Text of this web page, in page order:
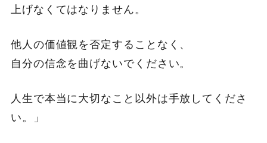
上げなくてはなりません。
他人の価値観を否定することなく、
自分の信念を曲げないでください。
人生で本当に大切なこと以外は手放してくださ
い。」